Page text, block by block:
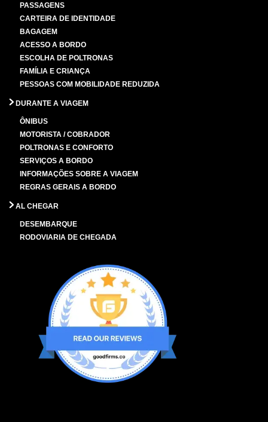
PASSAGENS
CARTEIRA DE IDENTIDADE
BAGAGEM
ACESSO A BORDO
ESCOLHA DE POLTRONAS
FAMÍLIA E CRIANÇA
PESSOAS COM MOBILIDADE REDUZIDA
DURANTE A VIAGEM
ÔNIBUS
MOTORISTA / COBRADOR
POLTRONAS E CONFORTO
SERVIÇOS A BORDO
INFORMAÇÕES SOBRE A VIAGEM
REGRAS GERAIS A BORDO
AL CHEGAR
DESEMBARQUE
RODOVIARIA DE CHEGADA